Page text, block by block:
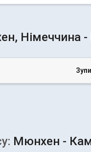
Німеччина -
Мюнхен -